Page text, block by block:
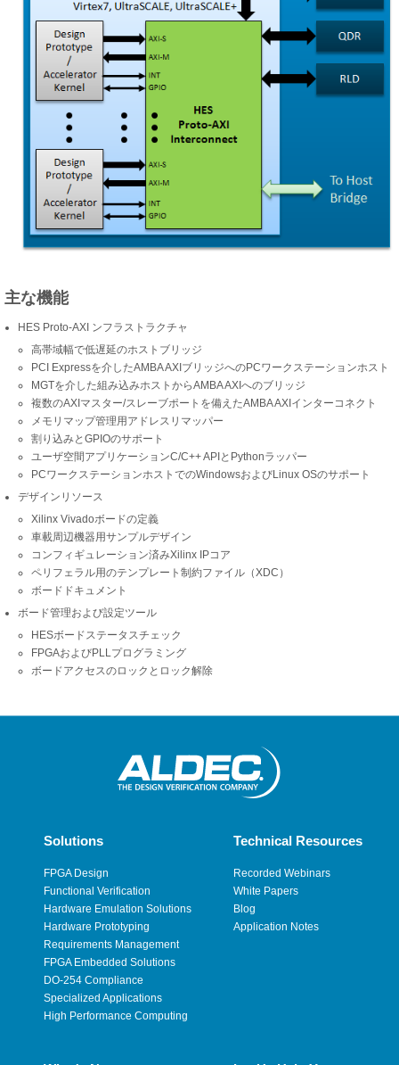
主な機能
HES Proto-AXI ンフラストラクチャ
高帯域幅で低遅延のホストブリッジ
PCI Expressを介したAMBA AXIブリッジへのPCワークステーションホスト
MGTを介した組み込みホストからAMBA AXIへのブリッジ
複数のAXIマスター/スレーブポートを備えたAMBA AXIインターコネクト
メモリマップ管理用アドレスリマッパー
割り込みとGPIOのサポート
ユーザ空間アプリケーションC/C++ APIとPythonラッパー
PCワークステーションホストでのWindowsおよびLinux OSのサポート
デザインリソース
Xilinx Vivadoボードの定義
車載周辺機器用サンプルデザイン
コンフィギュレーション済みXilinx IPコア
ペリフェラル用のテンプレート制約ファイル（XDC）
ボードドキュメント
ボード管理および設定ツール
HESボードステータスチェック
FPGAおよびPLLプログラミング
ボードアクセスのロックとロック解除
Solutions
FPGA Design
Functional Verification
Hardware Emulation Solutions
Hardware Prototyping
Requirements Management
FPGA Embedded Solutions
DO-254 Compliance
Specialized Applications
High Performance Computing
Technical Resources
Recorded Webinars
White Papers
Blog
Application Notes